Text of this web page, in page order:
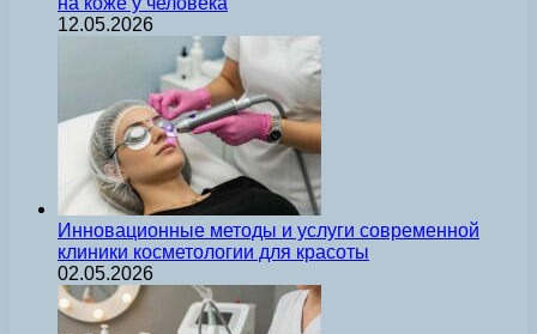
12.05.2026
Инновационные методы и услуги современной
клиники косметологии для красоты
02.05.2026